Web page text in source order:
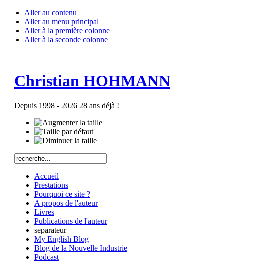
Aller au contenu
Aller au menu principal
Aller à la première colonne
Aller à la seconde colonne
Christian HOHMANN
Depuis 1998 - 2026 28 ans déjà !
Accueil
Prestations
Pourquoi ce site ?
A propos de l'auteur
Livres
Publications de l'auteur
separateur
My English Blog
Blog de la Nouvelle Industrie
Podcast